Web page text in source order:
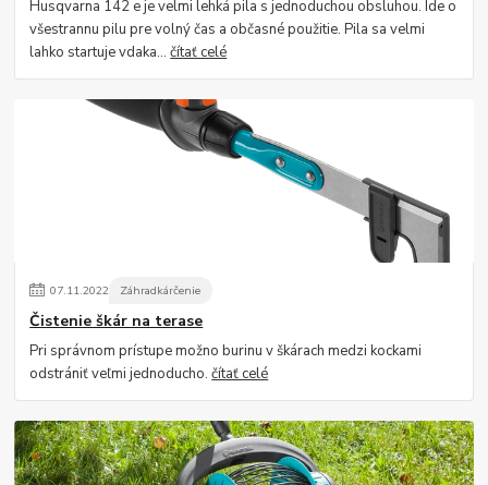
Husqvarna 142 e je velmi lehká pila s jednoduchou obsluhou. Ide o
všestrannu pilu pre volný čas a občasné použitie. Pila sa velmi
lahko startuje vdaka...čítať celé
07.11.2022 Záhradkárčenie
Čistenie škár na terase
Pri správnom prístupe možno burinu v škárach medzi kockami
odstrániť veľmi jednoducho.čítať celé